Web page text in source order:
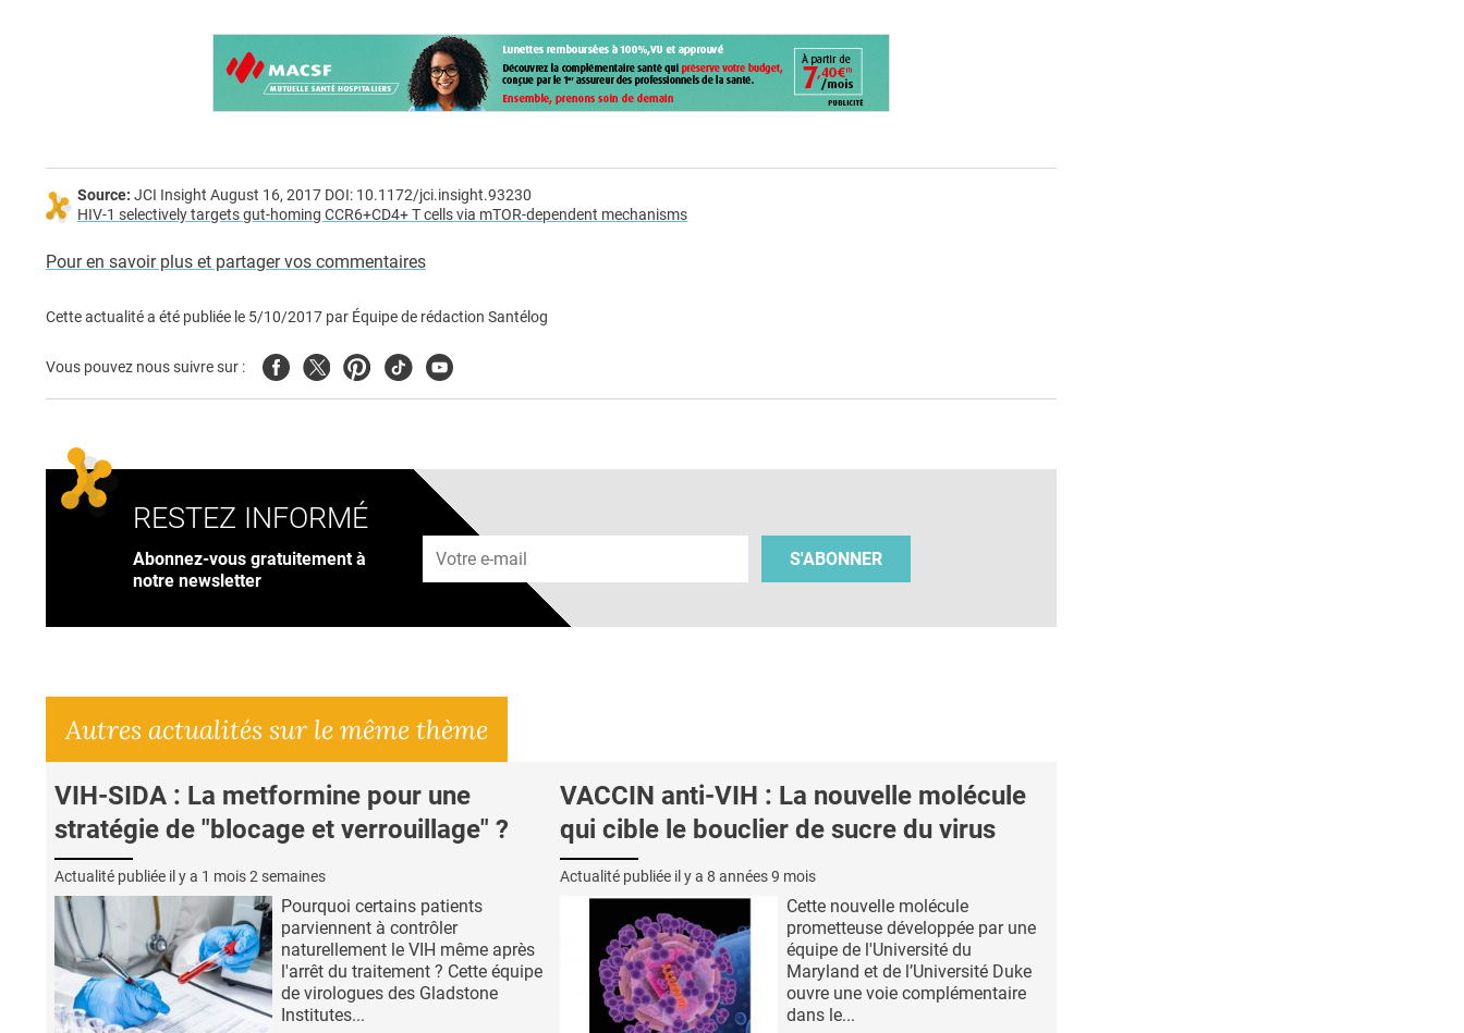
Source: JCI Insight August 16, 2017 DOI: 10.​1172/​jci.​insight.​93230
HIV-1 selectively targets gut-homing CCR6+CD4+ T cells via mTOR-dependent mechanisms
Pour en savoir plus et partager vos commentaires
Cette actualité a été publiée le 5/10/2017 par Équipe de rédaction Santélog
Vous pouvez nous suivre sur : FacebookTwitterPinterest
TiktokYoutube
RESTEZ INFORMÉ
Abonnez-vous gratuitement à
notre newsletter
Adresse e-mail
S'ABONNER
Autres actualités sur le même thème
VIH-SIDA : La metformine pour une
stratégie de "blocage et verrouillage" ?
Actualité publiée il y a 1 mois 2 semaines
Pourquoi certains patients
parviennent à contrôler
naturellement le VIH même après
l'arrêt du traitement ? Cette équipe
de virologues des Gladstone
Institutes...
VACCIN anti-VIH : La nouvelle molécule
qui cible le bouclier de sucre du virus
Actualité publiée il y a 8 années 9 mois
Cette nouvelle molécule
prometteuse développée par une
équipe de l'Université du
Maryland et de l’Université Duke
ouvre une voie complémentaire
dans le...